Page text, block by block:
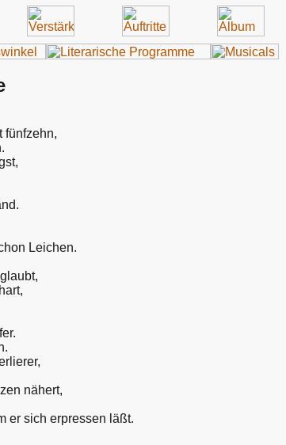
fünfzehn,
Leichen.
nähert,
er sich erpressen läßt.